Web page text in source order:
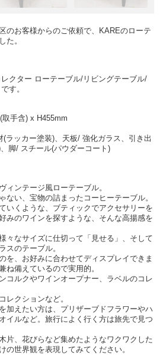
のお客様からのご依頼で、KAREのローテ
た。
レクター ローテーブル/リビングテーブル/
す。
手含) x H455mm
ラッカー塗装)、天板/ 強化ガラス、引き出
脚/ スチール(パウダーコート)
ィンテージ風ローテーブル。
ない、宝物の詰まったコーヒーテーブル。
いくような、ブティックでアクセサリーを
みのワインを探すような、そんな高揚感を
々なサイズに仕切って「見せる」、そして
スのテーブル。
を、お好みに合わせてディスプレイできま
ね備えているので実用的。
コルクやワインオープナー、ラベルのコレ
レクションなど。
加えたい方は、プリザーブドフラワーやハ
イルなど。旅行によく行く方は旅先で見つ
片、花びらなど集めたようなワクワクした
の世界観を表現してみてください。